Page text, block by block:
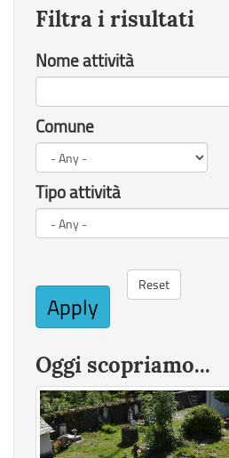
Filtra i risultati
Nome attività
Comune
Tipo attività
Apply
Reset
Oggi scopriamo...